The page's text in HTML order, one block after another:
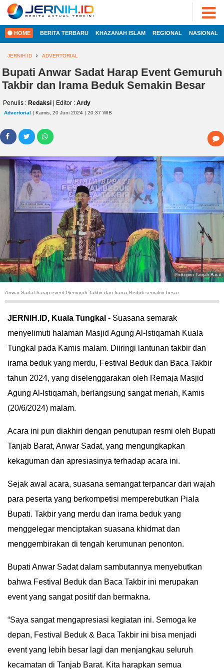
HOME
REGIONAL
NASIONAL
INTERNASIONAL
EKOBIS
POLITIK
KRIMINAL
KHAZANAH
TEKNOLOGI
OTOMOTIF
HIBURAN
GALLERY
IN
OPINI
ADVERTORIAL
INDEKS
BERITA
ADVERTORIAL
FOTO
VIDEO
PESONA
JAMBI
PESONA
PESONA
CAKRAWALA
PROPERTY
LIFESTYLE
ENTREPRENEURSHIP
2022
JERNIH.ID
•
Developed
HOME BERITA TERBARU KHAZANAH ISLAM REGIONAL NASIONAL
JERNIH ID ADVERTORIAL
Bupati Anwar Sadat Harap Event Gemuruh
Takbir dan Irama Beduk Semakin Besar
Penulis : Redaksi | Editor : Ardy
Advertorial | Kamis, 20 Juni 2024 | 20:37 WIB
Prokopim Tanjab Barat
Anwar Sadat harap event Gemuruh Takbir dan Irama Beduk semakin besar
JERNIH.ID, Kuala Tungkal - Suasana semarak
menyelimuti halaman Masjid Agung Al-Istiqamah Kuala
Tungkal pada Kamis malam. Diiringi lantunan takbir dan
irama beduk yang merdu, Festival Beduk dan Baca Takbir
tahun 2024, yang diselenggarakan oleh Remaja Masjid
Agung Al-Istiqamah, berlangsung sangat meriah, Kamis
(20/6/2024) malam.
Acara ini pun diakhiri dengan penutupan resmi oleh Bupati
Tanjab Barat, Anwar Sadat, yang mengungkapkan
kekaguman dan apresiasinya terhadap acara ini.
Sejak awal acara, suasana semangat terpancar dari wajah
para peserta yang berkompetisi memperebutkan Piala
Bupati. Takbir yang merdu dan irama beduk yang
menggelegar menciptakan suasana khidmat dan
menggembirakan di tengah kerumunan penonton.
Bupati Anwar Sadat dalam sambutannya menyebutkan
bahwa Festival Beduk dan Baca Takbir ini merupakan
event yang sangat positif dan bermakna.
“Saya sangat mengapresiasi kegiatan ini. Semoga ke
depan, Festival Beduk & Baca Takbir ini bisa menjadi
event yang lebih besar lagi dan menjangkau seluruh
kecamatan di Tanjab Barat. Kita harapkan semua